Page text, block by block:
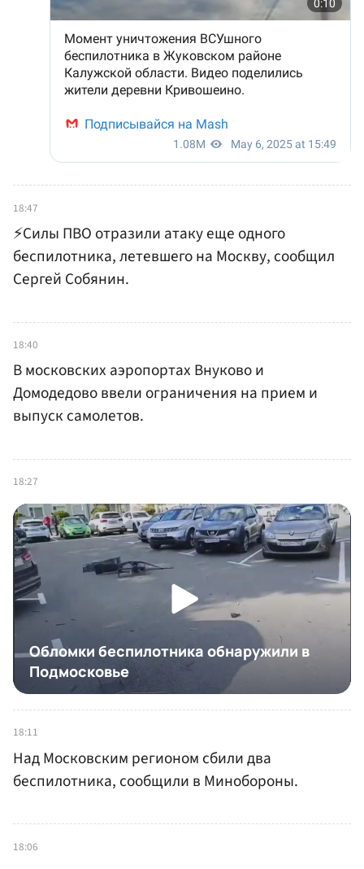
18:47
⚡️Силы ПВО отразили атаку еще одного
беспилотника, летевшего на Москву, сообщил
Сергей Собянин.
18:40
В московских аэропортах Внуково и
Домодедово ввели ограничения на прием и
выпуск самолетов.
18:27
18:11
Над Московским регионом сбили два
беспилотника, сообщили в Минобороны.
18:06